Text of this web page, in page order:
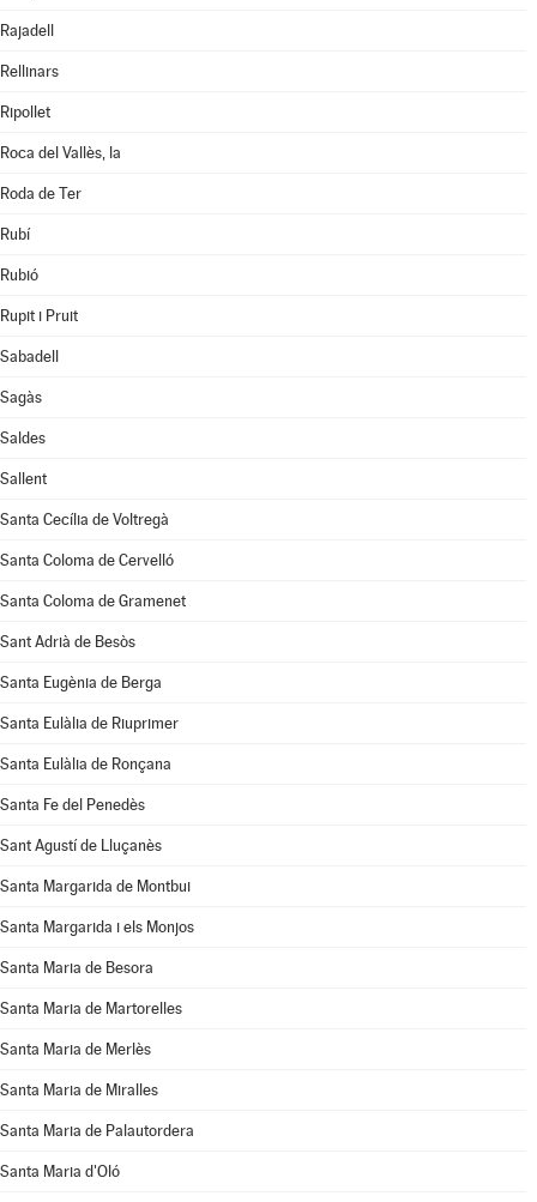
Rajadell
Rellinars
Ripollet
Roca del Vallès, la
Roda de Ter
Rubí
Rubió
Rupit i Pruit
Sabadell
Sagàs
Saldes
Sallent
Santa Cecília de Voltregà
Santa Coloma de Cervelló
Santa Coloma de Gramenet
Sant Adrià de Besòs
Santa Eugènia de Berga
Santa Eulàlia de Riuprimer
Santa Eulàlia de Ronçana
Santa Fe del Penedès
Sant Agustí de Lluçanès
Santa Margarida de Montbui
Santa Margarida i els Monjos
Santa Maria de Besora
Santa Maria de Martorelles
Santa Maria de Merlès
Santa Maria de Miralles
Santa Maria de Palautordera
Santa Maria d'Oló